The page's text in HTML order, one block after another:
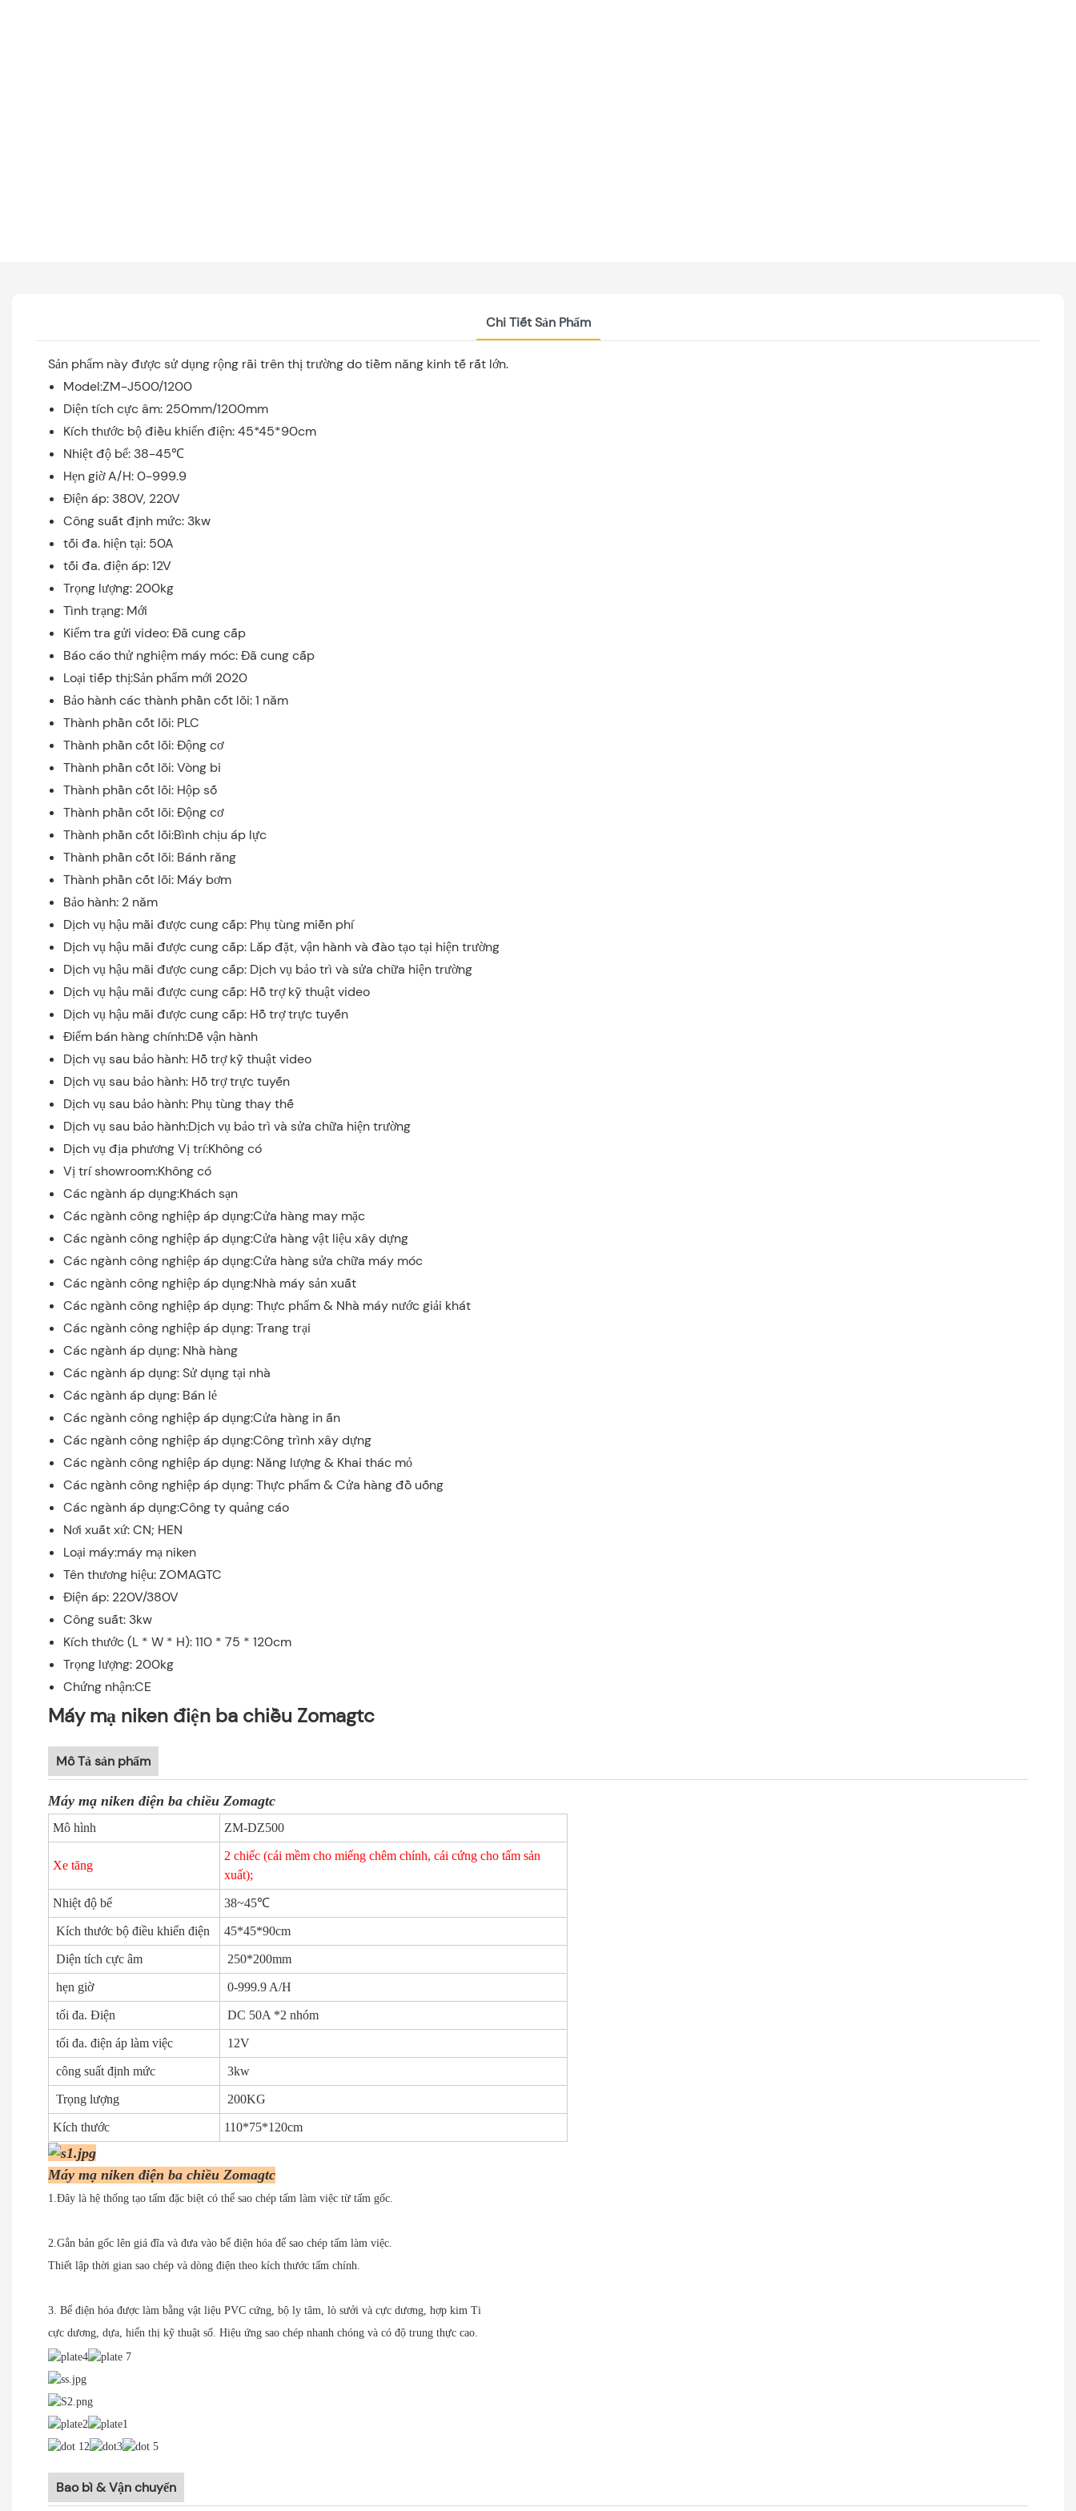
Chi Tiết Sản Phẩm
Sản phẩm này được sử dụng rộng rãi trên thị trường do tiềm năng kinh tế rất lớn.
Model:ZM-J500/1200
Diện tích cực âm: 250mm/1200mm
Kích thước bộ điều khiển điện: 45*45*90cm
Nhiệt độ bể: 38-45℃
Hẹn giờ A/H: 0-999.9
Điện áp: 380V, 220V
Công suất định mức: 3kw
tối đa. hiện tại: 50A
tối đa. điện áp: 12V
Trọng lượng: 200kg
Tình trạng: Mới
Kiểm tra gửi video: Đã cung cấp
Báo cáo thử nghiệm máy móc: Đã cung cấp
Loại tiếp thị:Sản phẩm mới 2020
Bảo hành các thành phần cốt lõi: 1 năm
Thành phần cốt lõi: PLC
Thành phần cốt lõi: Động cơ
Thành phần cốt lõi: Vòng bi
Thành phần cốt lõi: Hộp số
Thành phần cốt lõi: Động cơ
Thành phần cốt lõi:Bình chịu áp lực
Thành phần cốt lõi: Bánh răng
Thành phần cốt lõi: Máy bơm
Bảo hành: 2 năm
Dịch vụ hậu mãi được cung cấp: Phụ tùng miễn phí
Dịch vụ hậu mãi được cung cấp: Lắp đặt, vận hành và đào tạo tại hiện trường
Dịch vụ hậu mãi được cung cấp: Dịch vụ bảo trì và sửa chữa hiện trường
Dịch vụ hậu mãi được cung cấp: Hỗ trợ kỹ thuật video
Dịch vụ hậu mãi được cung cấp: Hỗ trợ trực tuyến
Điểm bán hàng chính:Dễ vận hành
Dịch vụ sau bảo hành: Hỗ trợ kỹ thuật video
Dịch vụ sau bảo hành: Hỗ trợ trực tuyến
Dịch vụ sau bảo hành: Phụ tùng thay thế
Dịch vụ sau bảo hành:Dịch vụ bảo trì và sửa chữa hiện trường
Dịch vụ địa phương Vị trí:Không có
Vị trí showroom:Không có
Các ngành áp dụng:Khách sạn
Các ngành công nghiệp áp dụng:Cửa hàng may mặc
Các ngành công nghiệp áp dụng:Cửa hàng vật liệu xây dựng
Các ngành công nghiệp áp dụng:Cửa hàng sửa chữa máy móc
Các ngành công nghiệp áp dụng:Nhà máy sản xuất
Các ngành công nghiệp áp dụng: Thực phẩm & Nhà máy nước giải khát
Các ngành công nghiệp áp dụng: Trang trại
Các ngành áp dụng: Nhà hàng
Các ngành áp dụng: Sử dụng tại nhà
Các ngành áp dụng: Bán lẻ
Các ngành công nghiệp áp dụng:Cửa hàng in ấn
Các ngành công nghiệp áp dụng:Công trình xây dựng
Các ngành công nghiệp áp dụng: Năng lượng & Khai thác mỏ
Các ngành công nghiệp áp dụng: Thực phẩm & Cửa hàng đồ uống
Các ngành áp dụng:Công ty quảng cáo
Nơi xuất xứ: CN; HEN
Loại máy:máy mạ niken
Tên thương hiệu: ZOMAGTC
Điện áp: 220V/380V
Công suất: 3kw
Kích thước (L * W * H): 110 * 75 * 120cm
Trọng lượng: 200kg
Chứng nhận:CE
Máy mạ niken điện ba chiều Zomagtc
Mô Tả sản phẩm
Máy mạ niken điện ba chiều Zomagtc
Mô hình ZM-DZ500
Xe tăng
2 chiếc (cái mềm cho miếng chêm chính, cái cứng cho tấm sản
xuất);
Nhiệt độ bể 38~45℃
Kích thước bộ điều khiển điện 45*45*90cm
Diện tích cực âm 250*200mm
hẹn giờ 0-999.9 A/H
tối đa. Điện DC 50A *2 nhóm
tối đa. điện áp làm việc 12V
công suất định mức 3kw
Trọng lượng 200KG
Kích thước 110*75*120cm
Máy mạ niken điện ba chiều Zomagtc
1.Đây là hệ thống tạo tấm đặc biệt có thể sao chép tấm làm việc từ tấm gốc.
2.Gắn bản gốc lên giá đĩa và đưa vào bể điện hóa để sao chép tấm làm việc.
Thiết lập thời gian sao chép và dòng điện theo kích thước tấm chính.
3. Bể điện hóa được làm bằng vật liệu PVC cứng, bộ ly tâm, lò sưởi và cực dương, hợp kim Ti
cực dương, dựa, hiển thị kỹ thuật số. Hiệu ứng sao chép nhanh chóng và có độ trung thực cao.
Bao bì & Vận chuyển